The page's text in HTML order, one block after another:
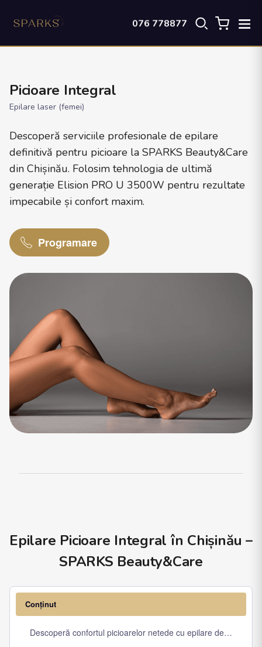
076 778877
Picioare Integral
Epilare laser (femei)
Descoperă serviciile profesionale de epilare
definitivă pentru picioare la SPARKS Beauty&Care
din Chișinău. Folosim tehnologia de ultimă
generație Elision PRO U 3500W pentru rezultate
impecabile și confort maxim.
Programare
Epilare Picioare Integral în Chișinău –
SPARKS Beauty&Care
Conținut
Descoperă confortul picioarelor netede cu epilare definitivă!